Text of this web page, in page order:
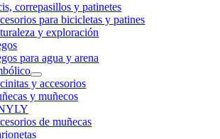
correpasillos y patinetes
para bicicletas y patines
y exploración
para agua y arena
y accesorios
y muñecos
de muñecas